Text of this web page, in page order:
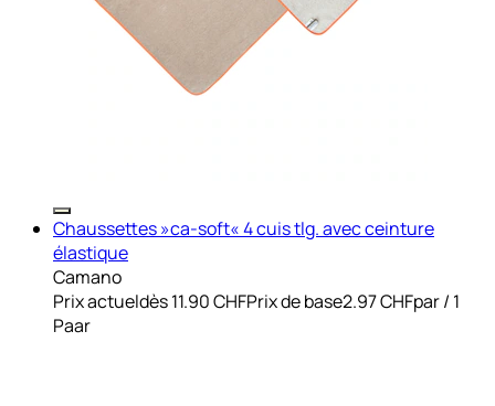
Chaussettes »ca-soft« 4 cuis tlg. avec ceinture
élastique
Camano
Prix actueldès11.90 CHFPrix de base2.97 CHFpar/ 1
Paar